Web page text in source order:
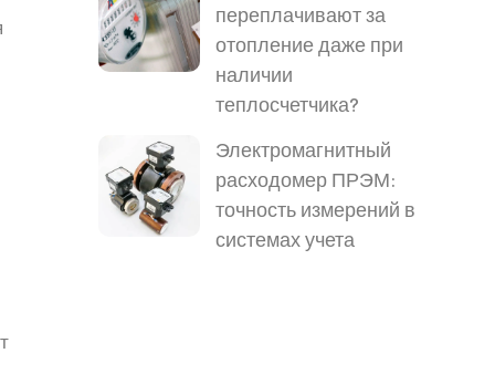
переплачивают за
отопление даже при
наличии
теплосчетчика?
Электромагнитный
расходомер ПРЭМ:
точность измерений в
системах учета